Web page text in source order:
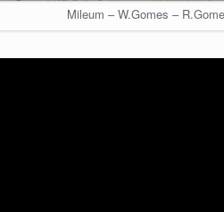
Mileum – W.Gomes –